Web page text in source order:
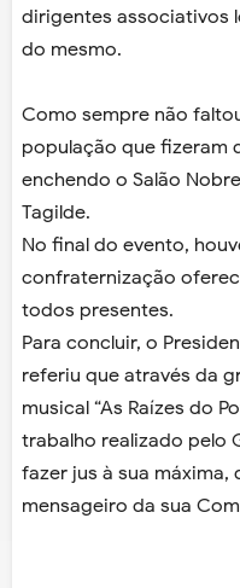
dirigentes associativos
do mesmo.
Como sempre não
população que fizeram
enchendo o Salão
Tagilde.
No final do evento,
confraternização
todos presentes.
Para concluir, o
referiu que através da
musical “As Raízes do
trabalho realizado pelo
fazer jus à sua máxima,
mensageiro da sua